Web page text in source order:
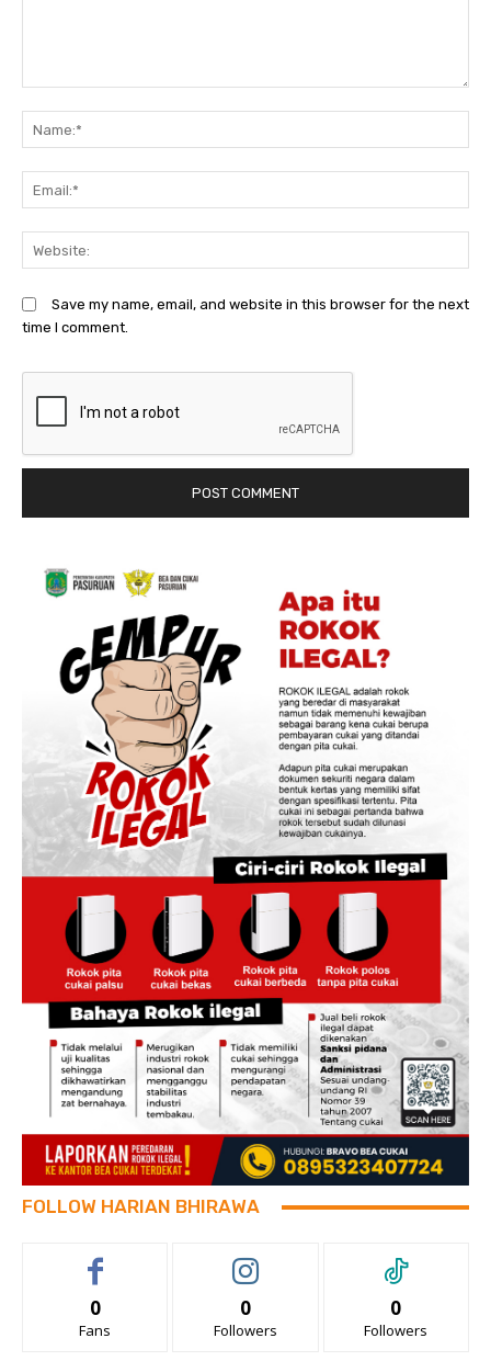
Save my name, email, and website in this browser for the next
time I comment.
FOLLOW HARIAN BHIRAWA
0
Fans
0
Followers
0
Followers